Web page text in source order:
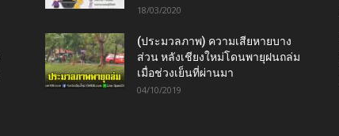
18/03/2020
(ประมวลภาพ) ความเสียหายบาง
ส่วน หลังเชียงใหม่โดนพายุฝนถล่ม
เมื่อช่วงเย็นที่ผ่านมา
04/10/2019